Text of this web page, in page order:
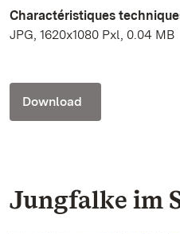
Charactéristiques
JPG, 1620x1080 Pxl, 0.04 MB
Download
Jungfalke im